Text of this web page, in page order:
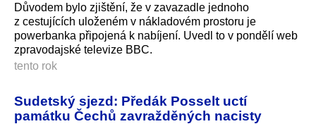
Důvodem bylo zjištění, že v zavazadle jednoho
z cestujících uloženém v nákladovém prostoru je
powerbanka připojená k nabíjení. Uvedl to v pondělí web
zpravodajské televize BBC.
tento rok
Sudetský sjezd: Předák Posselt uctí
památku Čechů zavražděných nacisty